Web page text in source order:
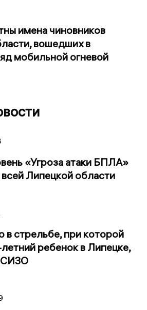
имена чиновников
вошедших в
мобильной огневой
«Угроза атаки БПЛА»
Липецкой области
в стрельбе, при которой
ребенок в Липецке,
СИЗО